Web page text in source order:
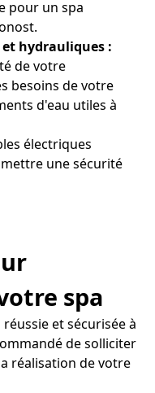
pour un spa
hydrauliques :
de votre
besoins de votre
d'eau utiles à
électriques
une sécurité
spa
et sécurisée à
de solliciter
réalisation de votre